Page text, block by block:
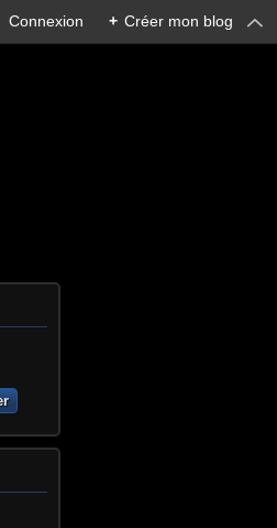
Connexion + Créer mon blog